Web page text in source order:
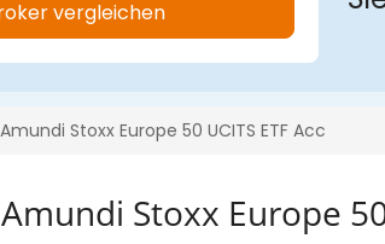
Amundi Stoxx Europe 50